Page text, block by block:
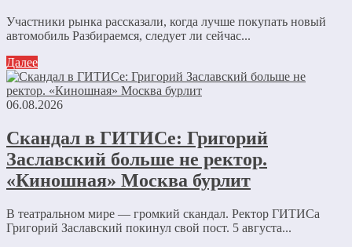
Участники рынка рассказали, когда лучше покупать новый
автомобиль Разбираемся, следует ли сейчас...
Далее
06.08.2026
Скандал в ГИТИСе: Григорий
Заславский больше не ректор.
«Киношная» Москва бурлит
В театральном мире — громкий скандал. Ректор ГИТИСа
Григорий Заславский покинул свой пост. 5 августа...